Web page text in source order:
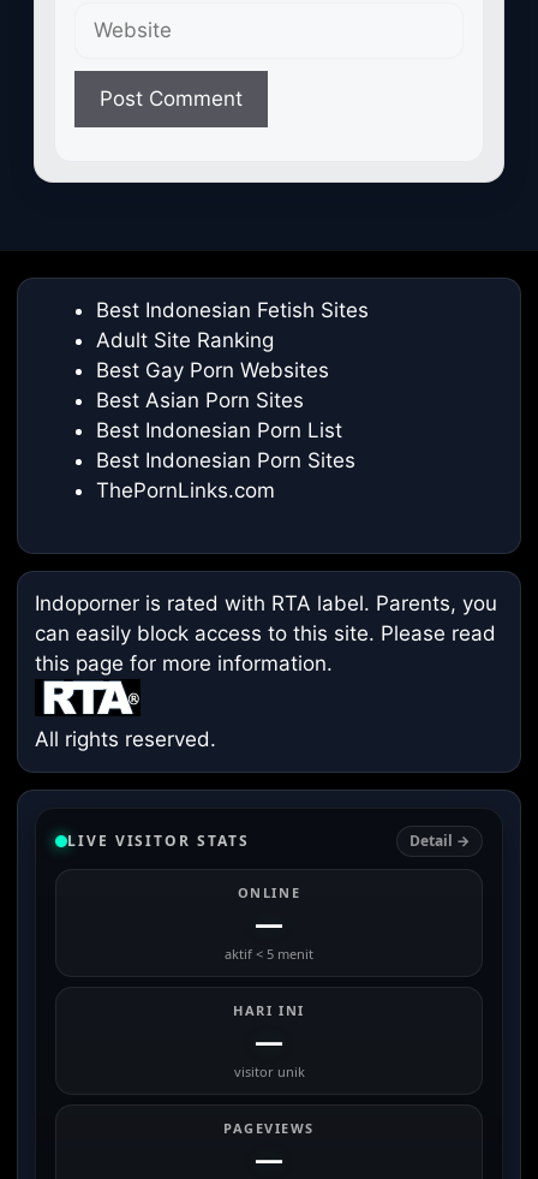
Best Indonesian Fetish Sites
Adult Site Ranking
Best Gay Porn Websites
Best Asian Porn Sites
Best Indonesian Porn List
Best Indonesian Porn Sites
ThePornLinks.com
Indoporner is rated with RTA label. Parents, you
can easily block access to this site. Please read
this page for more information.
All rights reserved.
LIVE VISITOR STATS Detail →
ONLINE
—
aktif < 5 menit
HARI INI
—
visitor unik
PAGEVIEWS
—